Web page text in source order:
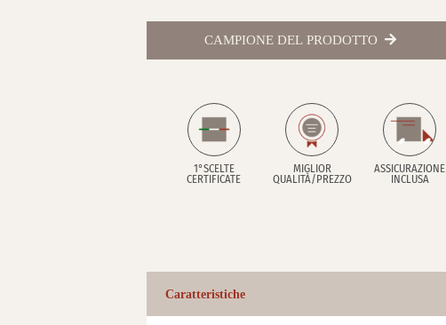
CAMPIONE DEL PRODOTTO
1°SCELTE
CERTIFICATE
MIGLIOR
QUALITÀ/PREZZO
ASSICURAZIONE
INCLUSA
Caratteristiche